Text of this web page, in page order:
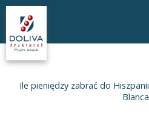
Ile pieniędzy zabrać do
Blanca